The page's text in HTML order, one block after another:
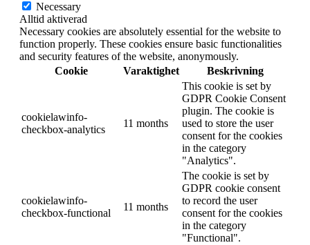
Necessary
Alltid aktiverad
Necessary cookies are absolutely essential for the website to
function properly. These cookies ensure basic functionalities
and security features of the website, anonymously.
Cookie
Varaktighet Beskrivning
cookielawinfo-
checkbox-analytics
11 months
This cookie is set by
GDPR Cookie Consent
plugin. The cookie is
used to store the user
consent for the cookies
in the category
"Analytics".
cookielawinfo-
checkbox-functional
11 months
The cookie is set by
GDPR cookie consent
to record the user
consent for the cookies
in the category
"Functional".